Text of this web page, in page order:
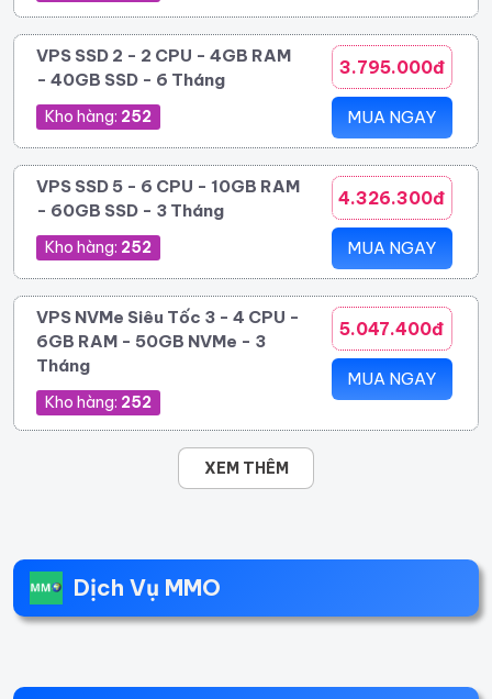
VPS SSD 2 - 2 CPU - 4GB RAM
- 40GB SSD - 6 Tháng
Kho hàng: 252
3.795.000đ
MUA NGAY
VPS SSD 5 - 6 CPU - 10GB RAM
- 60GB SSD - 3 Tháng
Kho hàng: 252
4.326.300đ
MUA NGAY
VPS NVMe Siêu Tốc 3 - 4 CPU -
6GB RAM - 50GB NVMe - 3
Tháng
Kho hàng: 252
5.047.400đ
MUA NGAY
XEM THÊM
Dịch Vụ MMO